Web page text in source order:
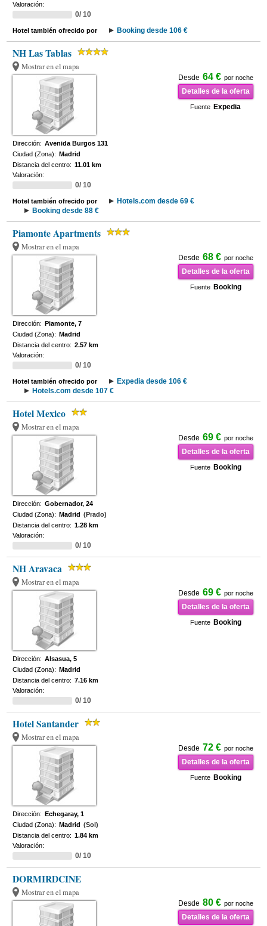
Valoración:
0/ 10
Hotel también ofrecido por Booking desde 106 €
NH Las Tablas
Mostrar en el mapa
Desde 64 € por noche
Detalles de la oferta
Fuente Expedia
Dirección: Avenida Burgos 131
Ciudad (Zona): Madrid
Distancia del centro: 11.01 km
Valoración:
0/ 10
Hotel también ofrecido por
Hotels.com desde 69 €
Booking desde 88 €
Piamonte Apartments
Mostrar en el mapa
Desde 68 € por noche
Detalles de la oferta
Fuente Booking
Dirección: Piamonte, 7
Ciudad (Zona): Madrid
Distancia del centro: 2.57 km
Valoración:
0/ 10
Hotel también ofrecido por
Expedia desde 106 €
Hotels.com desde 107 €
Hotel Mexico
Mostrar en el mapa
Desde 69 € por noche
Detalles de la oferta
Fuente Booking
Dirección: Gobernador, 24
Ciudad (Zona): Madrid (Prado)
Distancia del centro: 1.28 km
Valoración:
0/ 10
NH Aravaca
Mostrar en el mapa
Desde 69 € por noche
Detalles de la oferta
Fuente Booking
Dirección: Alsasua, 5
Ciudad (Zona): Madrid
Distancia del centro: 7.16 km
Valoración:
0/ 10
Hotel Santander
Mostrar en el mapa
Desde 72 € por noche
Detalles de la oferta
Fuente Booking
Dirección: Echegaray, 1
Ciudad (Zona): Madrid (Sol)
Distancia del centro: 1.84 km
Valoración:
0/ 10
DORMIRDCINE
Mostrar en el mapa
Desde 80 € por noche
Detalles de la oferta